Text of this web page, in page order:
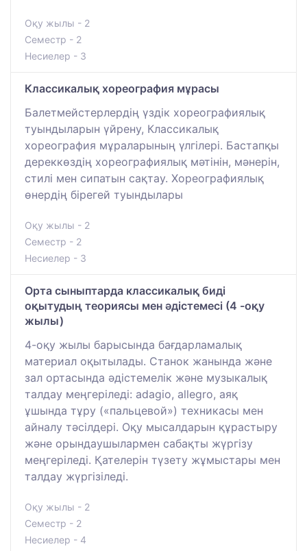
Оқу жылы - 2
Семестр - 2
Несиелер - 3
Классикалық хореография мұрасы
Балетмейстерлердің үздік хореографиялық
туындыларын үйрену, Классикалық
хореография мұраларының үлгілері. Бастапқы
дереккөздің хореографиялық мәтінін, мәнерін,
стилі мен сипатын сақтау. Хореографиялық
өнердің бірегей туындылары
Оқу жылы - 2
Семестр - 2
Несиелер - 3
Орта сыныптарда классикалық биді
оқытудың теориясы мен әдістемесі (4 -оқу
жылы)
4-оқу жылы барысында бағдарламалық
материал оқытылады. Станок жанында және
зал ортасында әдістемелік және музыкалық
талдау меңгеріледі: adagio, allegro, аяқ
ұшында тұру («пальцевой») техникасы мен
айналу тәсілдері. Оқу мысалдарын құрастыру
және орындаушылармен сабақты жүргізу
меңгеріледі. Қателерін түзету жұмыстары мен
талдау жүргізіледі.
Оқу жылы - 2
Семестр - 2
Несиелер - 4